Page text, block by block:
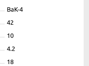
BaK-4
42
10
4.2
18